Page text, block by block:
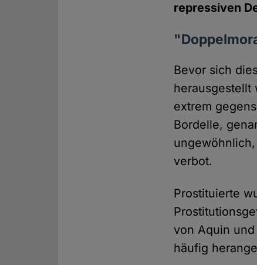
repressiven
Bevor sich
herausgestellt
extrem
Bordelle,
verbot.
Prostituierte
von Aquin
häufig